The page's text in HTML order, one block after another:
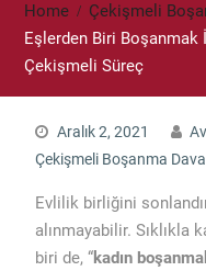
Home
Çekişmeli
Eşlerden Biri Boşanmak
Çekişmeli Süreç
Aralık 2, 2021
Çekişmeli Boşanma
Evlilik birliğini
alınmayabilir. Sıklıkla
biri de, “kadın